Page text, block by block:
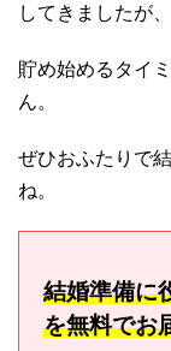
してきましたが
貯め始めるタイ
ん。
ぜひおふたりで
ね。
結婚準備に
を無料でお